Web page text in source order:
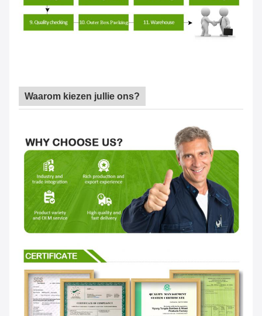
Waarom kiezen jullie ons?